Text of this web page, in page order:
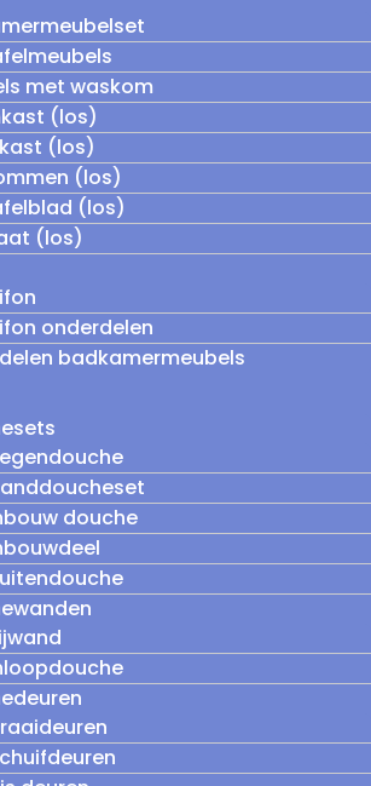
met waskom
(los)
(los)
(los)
(los)
(los)
onderdelen
badkamermeubels
douche